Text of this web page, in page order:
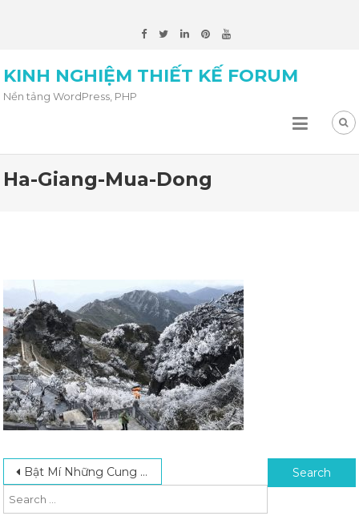
KINH NGHIỆM THIẾT KẾ FORUM
Nền tảng WordPress, PHP
Ha-Giang-Mua-Dong
Post navigation
Bật Mí Những Cung Đường Phượt Hà Giang Đẹp Nhất Nên Trải Nghiệm Search for: